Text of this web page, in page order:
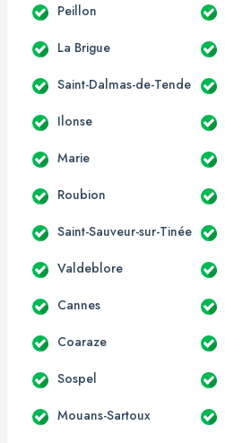
Peillon
La Brigue
Saint-Dalmas-de-Tende
Ilonse
Marie
Roubion
Saint-Sauveur-sur-Tinée
Valdeblore
Cannes
Coaraze
Sospel
Mouans-Sartoux